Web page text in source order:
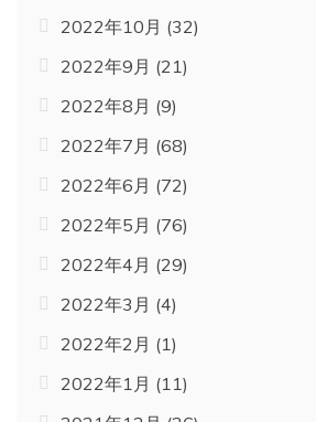
2022年10月 (32)
2022年9月 (21)
2022年8月 (9)
2022年7月 (68)
2022年6月 (72)
2022年5月 (76)
2022年4月 (29)
2022年3月 (4)
2022年2月 (1)
2022年1月 (11)